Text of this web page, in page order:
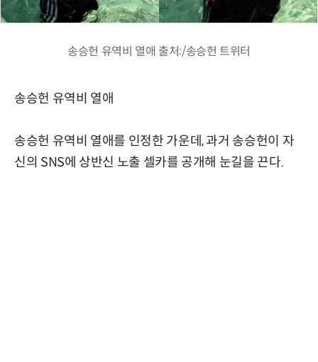
송승헌 유역비 열애 출처:/송승헌 트위터
송승헌 유역비 열애
송승헌 유역비 열애를 인정한 가운데, 과거 송승헌이 자
신의 SNS에 상반신 노출 셀카를 공개해 눈길을 끈다.